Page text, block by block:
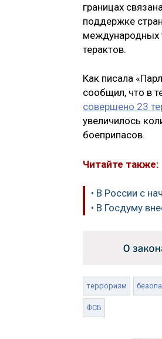
границах
поддержке
международных
терактов.
Как писала
сообщил, что в
совершено 23
увеличилось
боеприпасов.
Читайте также:
• В России с
• В Госдуму
терроризм
ФСБ